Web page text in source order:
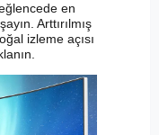
en
Arttırılmış
izleme açısı